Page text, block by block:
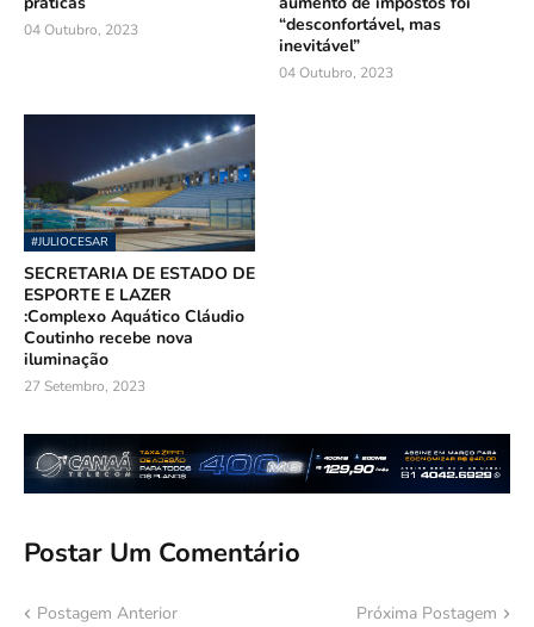
04 Outubro, 2023
“desconfortável, mas
inevitável”
04 Outubro, 2023
#JULIOCESAR
SECRETARIA DE ESTADO DE
ESPORTE E LAZER
:Complexo Aquático Cláudio
Coutinho recebe nova
iluminação
27 Setembro, 2023
Postar Um Comentário
Postagem Anterior Próxima Postagem